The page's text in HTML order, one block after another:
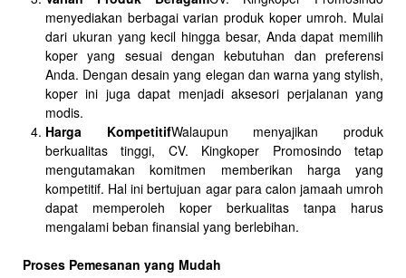
menyediakan berbagai varian produk koper umroh. Mulai
dari ukuran yang kecil hingga besar, Anda dapat memilih
koper yang sesuai dengan kebutuhan dan preferensi
Anda. Dengan desain yang elegan dan warna yang stylish,
koper ini juga dapat menjadi aksesori perjalanan yang
modis.
Harga KompetitifWalaupun menyajikan produk
berkualitas tinggi, CV. Kingkoper Promosindo tetap
mengutamakan komitmen memberikan harga yang
kompetitif. Hal ini bertujuan agar para calon jamaah umroh
dapat memperoleh koper berkualitas tanpa harus
mengalami beban finansial yang berlebihan.
Proses Pemesanan yang Mudah